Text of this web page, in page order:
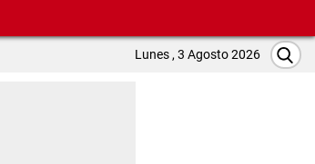
Lunes , 3 Agosto 2026